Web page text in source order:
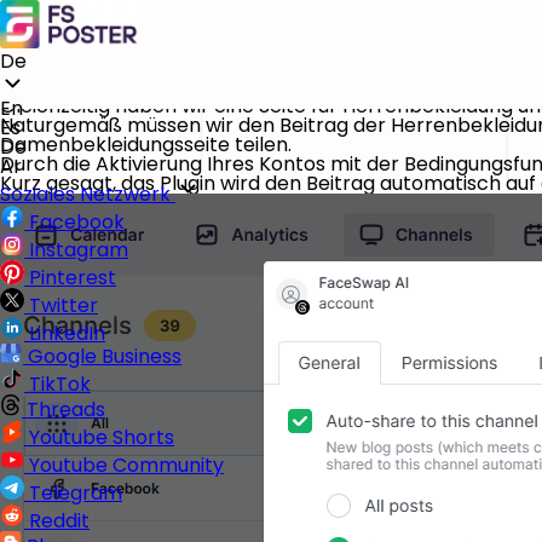
De
En
Es
De
Ar
Soziales Netzwerk
Facebook
Instagram
Pinterest
Twitter
LinkedIn
Google Business
TikTok
Threads
Youtube Shorts
Youtube Community
Telegram
Reddit
Manchmal haben wir auf unserer Website eine Vielzahl
Zum Beispiel haben wir eine Kategorie für
Gleichzeitig haben wir eine Seite für Herrenbekleidung
Naturgemäß müssen wir den Beitrag der
Damenbekleidungsseite teilen.
Durch die Aktivierung Ihres Kontos mit der
Kurz gesagt, das Plugin wird den Beitrag automatisch